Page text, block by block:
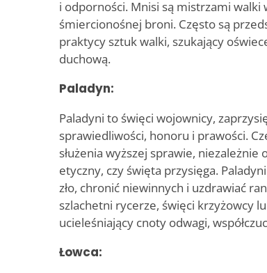
i odporności. Mnisi są mistrzami walki
śmiercionośnej broni. Często są
praktycy sztuk walki, szukający
duchową.
Paladyn:
Paladyni to święci wojownicy,
sprawiedliwości, honoru i prawości.
służenia wyższej sprawie,
etyczny, czy święta przysięga.
zło, chronić niewinnych i uzdrawiać
szlachetni rycerze, święci krzyżowcy
ucieleśniający cnoty odwagi,
Łowca: